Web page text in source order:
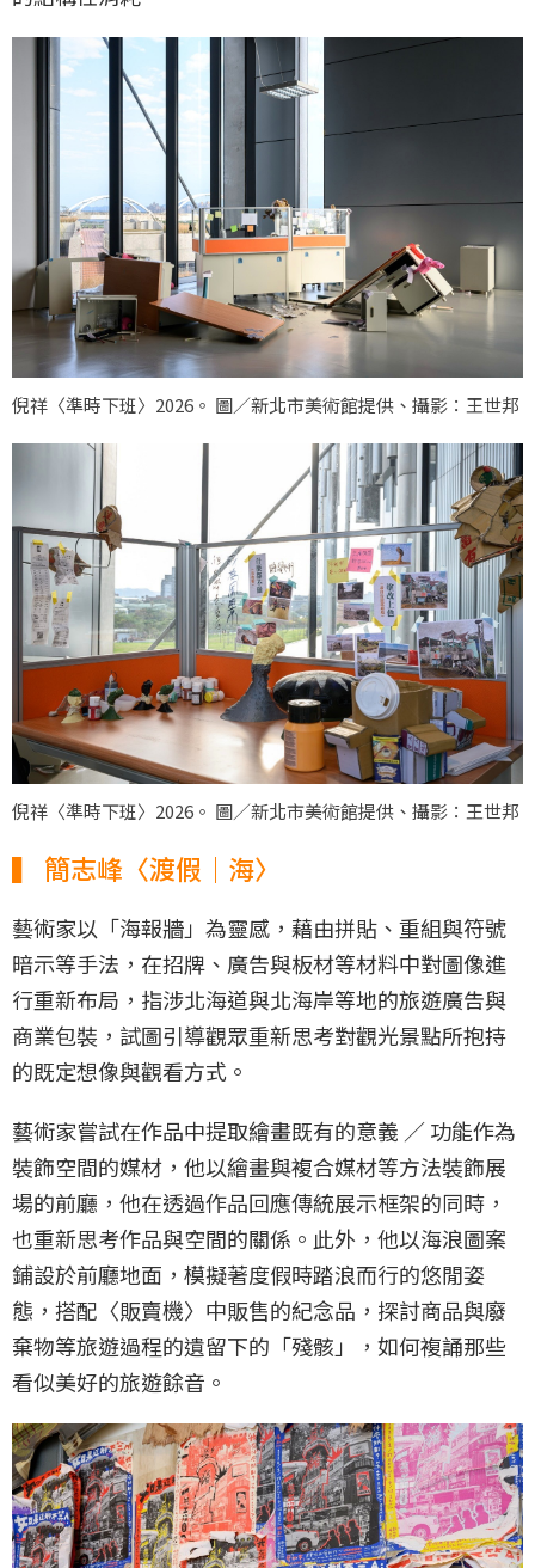
倪祥〈準時下班〉2026。 圖／新北市美術館提供、攝影：王世邦
倪祥〈準時下班〉2026。 圖／新北市美術館提供、攝影：王世邦
▍ 簡志峰〈渡假｜海〉
藝術家以「海報牆」為靈感，藉由拼貼、重組與符號
暗示等手法，在招牌、廣告與板材等材料中對圖像進
行重新布局，指涉北海道與北海岸等地的旅遊廣告與
商業包裝，試圖引導觀眾重新思考對觀光景點所抱持
的既定想像與觀看方式。
藝術家嘗試在作品中提取繪畫既有的意義 ∕ 功能作為
裝飾空間的媒材，他以繪畫與複合媒材等方法裝飾展
場的前廳，他在透過作品回應傳統展示框架的同時，
也重新思考作品與空間的關係。此外，他以海浪圖案
鋪設於前廳地面，模擬著度假時踏浪而行的悠閒姿
態，搭配〈販賣機〉中販售的紀念品，探討商品與廢
棄物等旅遊過程的遺留下的「殘骸」，如何複誦那些
看似美好的旅遊餘音。